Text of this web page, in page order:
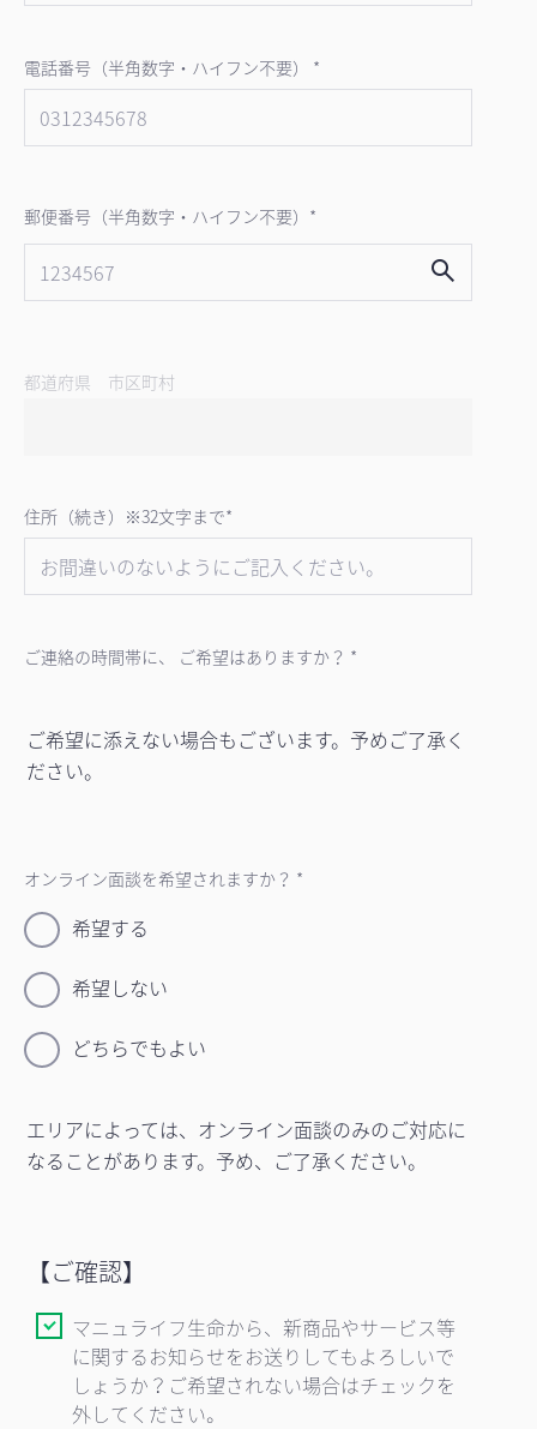
電話番号（半角数字・ハイフン不要） *
郵便番号（半角数字・ハイフン不要）*
都道府県 市区町村
住所（続き）※32文字まで*
ご連絡の時間帯に、 ご希望はありますか？ *
ご希望に添えない場合もございます。予めご了承く
ださい。
オンライン面談を希望されますか？ *
希望する
希望しない
どちらでもよい
エリアによっては、オンライン面談のみのご対応に
なることがあります。予め、ご了承ください。
【ご確認】
マニュライフ生命から、新商品やサービス等
に関するお知らせをお送りしてもよろしいで
しょうか？ご希望されない場合はチェックを
外してください。